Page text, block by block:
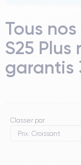
Tous
S25
garantis
Classer par